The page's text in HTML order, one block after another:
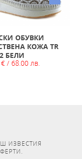
ОБУВКИ
КОЖА TR
БЕЛИ
/ 68.00 лв.
ИЗВЕСТИЯ